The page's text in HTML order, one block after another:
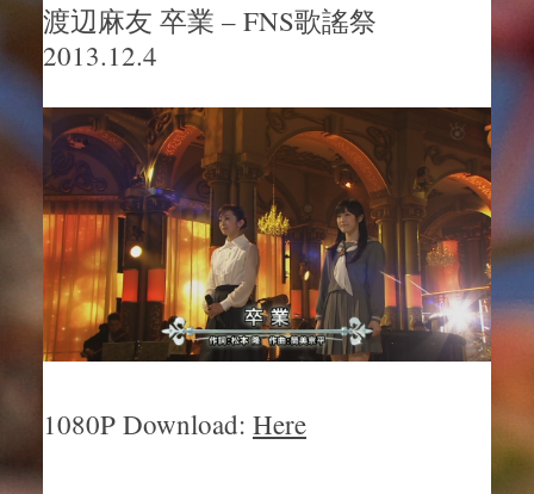
渡辺麻友 卒業 – FNS歌謠祭
2013.12.4
1080P Download: Here